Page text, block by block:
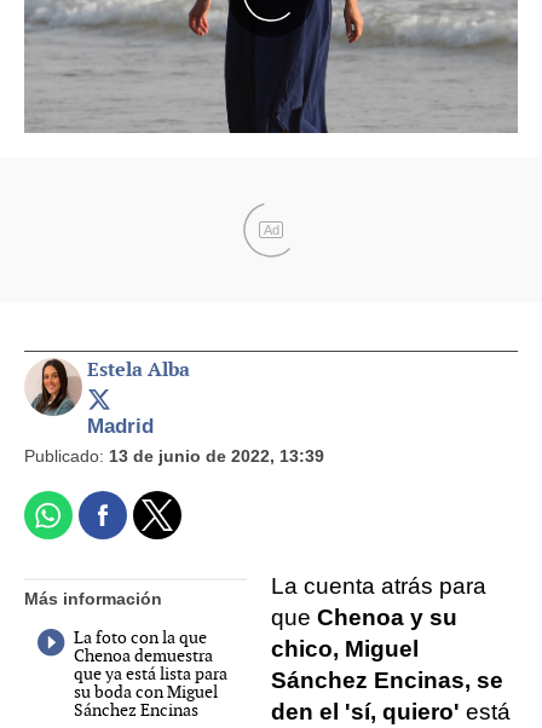
Ad
Estela Alba
Madrid
Publicado: 13 de junio de 2022, 13:39
Más información
La foto con la que
Chenoa demuestra
que ya está lista para
su boda con Miguel
Sánchez Encinas
La cuenta atrás para
que Chenoa y su
chico, Miguel
Sánchez Encinas, se
den el 'sí, quiero' está